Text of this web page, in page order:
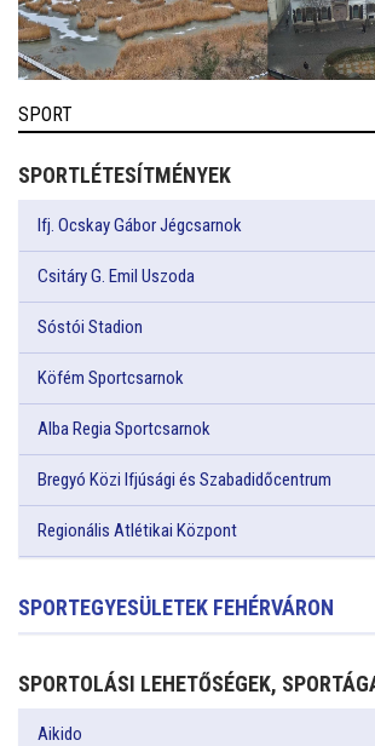
SPORT
SPORTLÉTESÍTMÉNYEK
Ifj. Ocskay Gábor Jégcsarnok
Csitáry G. Emil Uszoda
Sóstói Stadion
Köfém Sportcsarnok
Alba Regia Sportcsarnok
Bregyó Közi Ifjúsági és Szabadidőcentrum
Regionális Atlétikai Központ
SPORTEGYESÜLETEK FEHÉRVÁRON
SPORTOLÁSI LEHETŐSÉGEK,
Aikido